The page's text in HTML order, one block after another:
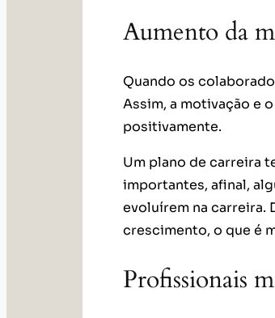
Aumento da
Quando os
Assim, a motivação e
positivamente.
Um plano de carreira
importantes, afinal,
evoluírem na carreira.
crescimento, o que é
Profissionais